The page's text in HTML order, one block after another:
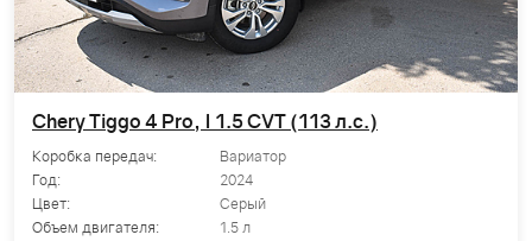
Chery Tiggo 4 Pro, I 1.5 CVT (113 л.с.)
Коробка передач:
Вариатор
Год:
2024
Цвет:
Серый
Объем двигателя:
1.5 л